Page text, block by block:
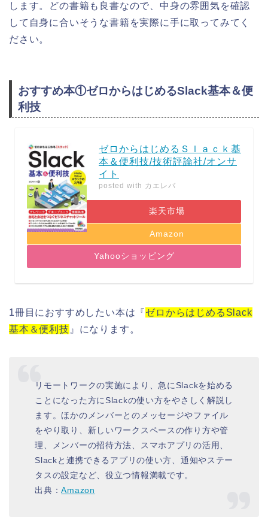
します。どの書籍も良書なので、中身の雰囲気を確認
して自身に合いそうな書籍を実際に手に取ってみてく
ださい。
おすすめ本①ゼロからはじめるSlack基本＆便
利技
ゼロからはじめるＳｌａｃｋ基
本＆便利技/技術評論社/オンサ
イト
posted with カエレバ
楽天市場
Amazon
Yahooショッピング
1冊目におすすめしたい本は『ゼロからはじめるSlack
基本＆便利技 』になります。
リモートワークの実施により、急にSlackを始める
ことになった方にSlackの使い方をやさしく解説し
ます。ほかのメンバーとのメッセージやファイル
をやり取り、新しいワークスペースの作り方や管
理、メンバーの招待方法、スマホアプリの活用、
Slackと連携できるアプリの使い方、通知やステー
タスの設定など、役立つ情報満載です。
出典：Amazon